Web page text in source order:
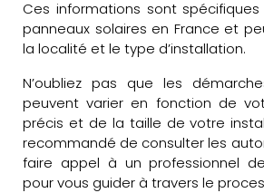
Ces informations sont spécifiques
panneaux solaires en France et
la localité et le type d’installation.
N’oubliez pas que les
peuvent varier en fonction de
précis et de la taille de votre
recommandé de consulter les
faire appel à un professionnel
pour vous guider à travers le